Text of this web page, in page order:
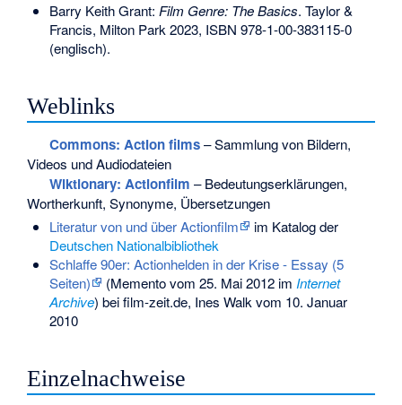
Barry Keith Grant: Film Genre: The Basics. Taylor &
Francis, Milton Park 2023, ISBN 978-1-00-383115-0
(englisch).
Weblinks
Commons: Action films– Sammlung von Bildern,
Videos und Audiodateien
Wiktionary: Actionfilm – Bedeutungserklärungen,
Wortherkunft, Synonyme, Übersetzungen
Literatur von und über Actionfilm
im Katalog der
Deutschen Nationalbibliothek
Schlaffe 90er: Actionhelden in der Krise - Essay (5
Seiten)
(Mementovom 25. Mai 2012 im Internet
Archive) bei film-zeit.de, Ines Walk vom 10. Januar
2010
Einzelnachweise